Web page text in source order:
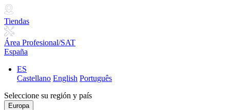
Tiendas
Área Profesional/SAT
España
ES
Castellano English Português
Seleccione su región y país
Europa